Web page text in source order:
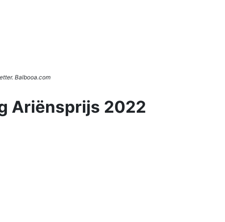
Balbooa.com
Ariënsprijs 2022